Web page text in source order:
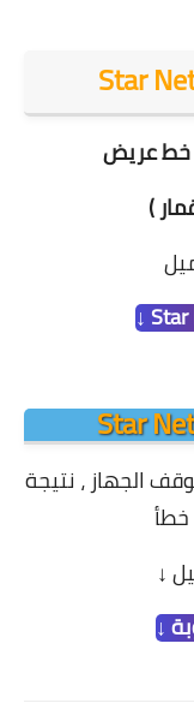
خط عريض
)
الجهاز ، نتيجة
↓
↓